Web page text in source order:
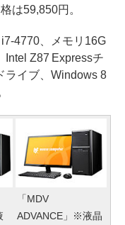
は59,850円。
4770、メモリ16G
Intel Z87 Expressチ
ライブ、Windows 8
「MDV
ADVANCE」※液晶